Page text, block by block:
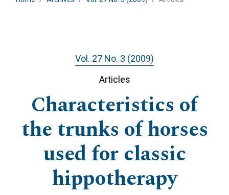
Vol. 27 No. 3 (2009)
Articles
Characteristics of
the trunks of horses
used for classic
hippotherapy